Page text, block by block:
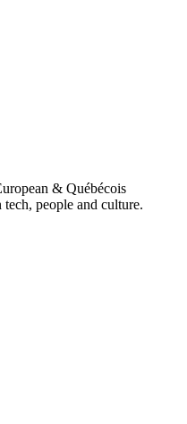
& Québécois
people and culture.